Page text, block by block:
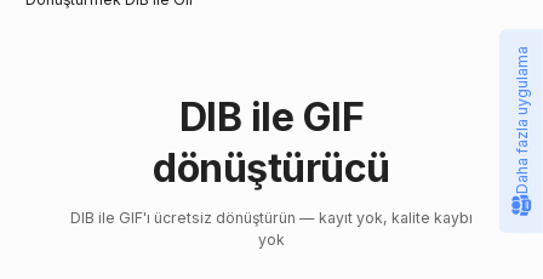
DIB ile GIF
dönüştürücü
DIB ile GIF'ı ücretsiz dönüştürün — kayıt yok, kalite kaybı
yok
Daha fazla uygulama